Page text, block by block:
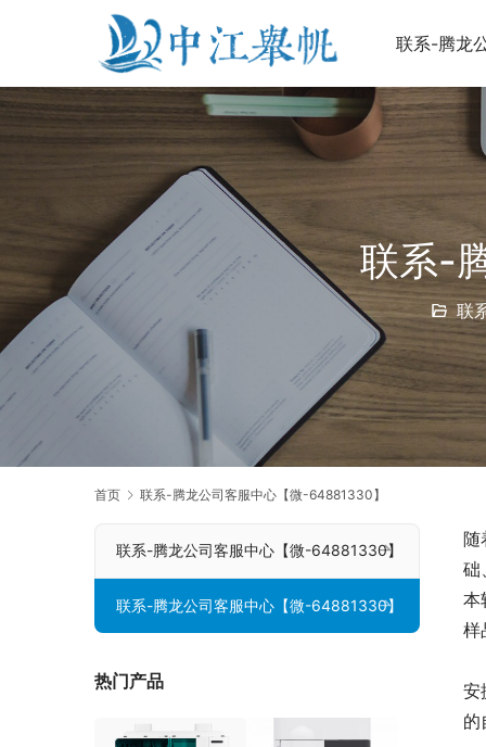
联系-腾龙
联系-
联
首页 联系-腾龙公司客服中心【微-64881330】
随
础
本
样
安
的
联系-腾龙公司客服中心【微-64881330】
联系-腾龙公司客服中心【微-64881330】
热门产品